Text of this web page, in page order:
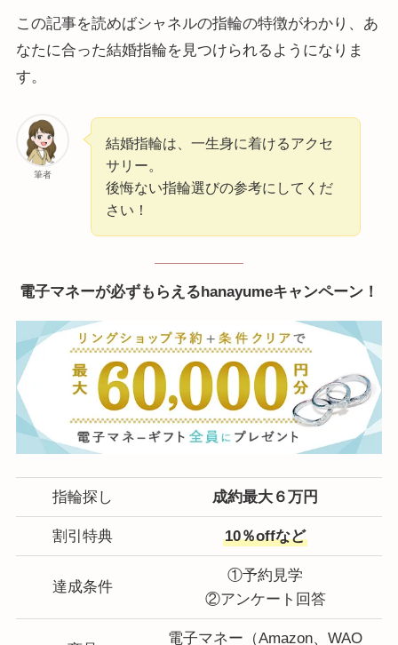
この記事を読めばシャネルの指輪の特徴がわかり、あ
なたに合った結婚指輪を見つけられるようになりま
す。
筆者
結婚指輪は、一生身に着けるアクセ
サリー。
後悔ない指輪選びの参考にしてくだ
さい！
電子マネーが必ずもらえるhanayumeキャンペーン！
指輪探し 成約最大６万円
割引特典 10％offなど
達成条件
①予約見学
②アンケート回答
電子マネー（Amazon、WAO